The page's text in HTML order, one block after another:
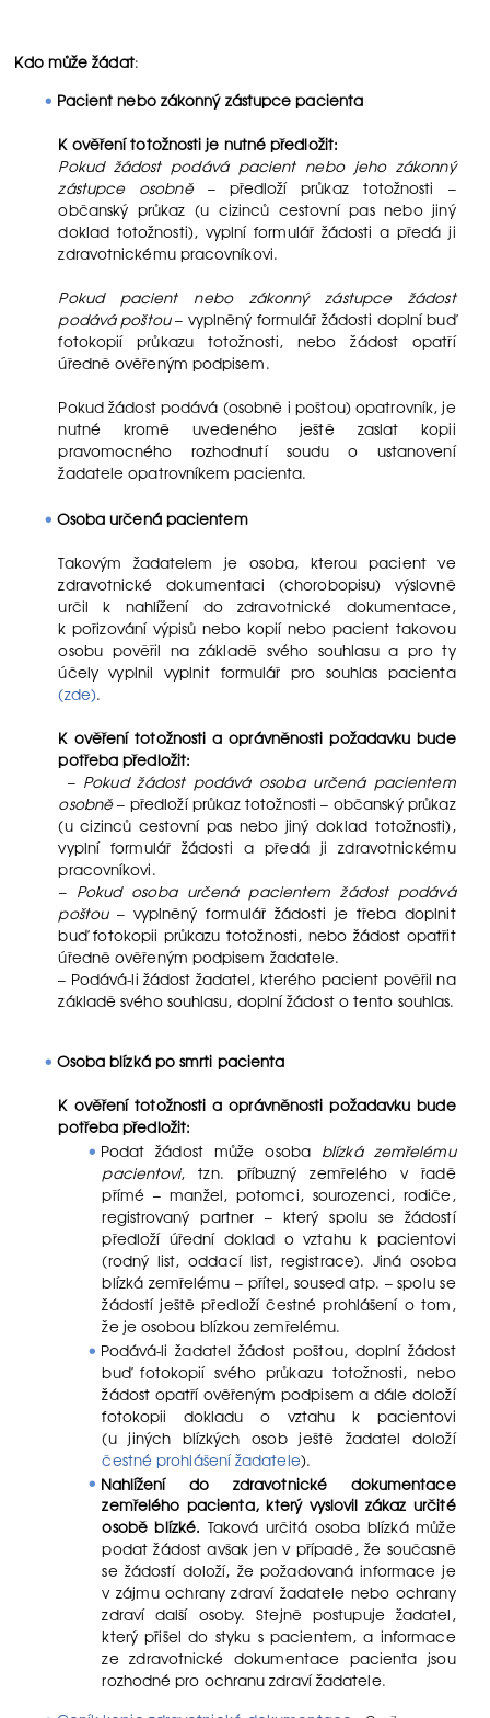
Kdo může žádat:
Pacient nebo zákonný zástupce pacienta
K ověření totožnosti je nutné předložit:
Pokud žádost podává pacient nebo jeho zákonný
zástupce osobně– předloží průkaz totožnosti –
občanský průkaz (u cizinců cestovní pas nebo jiný
doklad totožnosti), vyplní formulář žádosti a předá ji
zdravotnickému pracovníkovi.
Pokud pacient nebo zákonný zástupce žádost
podává poštou– vyplněný formulář žádosti doplní buď
fotokopií průkazu totožnosti, nebo žádost opatří
úředně ověřeným podpisem.
Pokud žádost podává (osobně i poštou) opatrovník, je
nutné kromě uvedeného ještě zaslat kopii
pravomocného rozhodnutí soudu o ustanovení
žadatele opatrovníkem pacienta.
Osoba určená pacientem
Takovým žadatelem je osoba, kterou pacient ve
zdravotnické dokumentaci (chorobopisu) výslovně
určil k nahlížení do zdravotnické dokumentace,
k pořizování výpisů nebo kopií nebo pacient takovou
osobu pověřil na základě svého souhlasu a pro ty
účely vyplnil vyplnit formulář pro souhlas pacienta
(zde).
K ověření totožnosti a oprávněnosti požadavku bude
potřeba předložit:
– Pokud žádost podává osoba určená pacientem
osobně– předloží průkaz totožnosti – občanský průkaz
(u cizinců cestovní pas nebo jiný doklad totožnosti),
vyplní formulář žádosti a předá ji zdravotnickému
pracovníkovi.
– Pokud osoba určená pacientem žádost podává
poštou– vyplněný formulář žádosti je třeba doplnit
buď fotokopii průkazu totožnosti, nebo žádost opatřit
úředně ověřeným podpisem žadatele.
– Podává-li žádost žadatel, kterého pacient pověřil na
základě svého souhlasu, doplní žádost o tento souhlas.
Osoba blízká po smrti pacienta
K ověření totožnosti a oprávněnosti požadavku bude
potřeba předložit:
Podat žádost může osoba blízká zemřelému
pacientovi, tzn. příbuzný zemřelého v řadě
přímé – manžel, potomci, sourozenci, rodiče,
registrovaný partner – který spolu se žádostí
předloží úřední doklad o vztahu k pacientovi
(rodný list, oddací list, registrace). Jiná osoba
blízká zemřelému – přítel, soused atp. – spolu se
žádostí ještě předloží čestné prohlášení o tom,
že je osobou blízkou zemřelému.
Podává-li žadatel žádost poštou, doplní žádost
buď fotokopií svého průkazu totožnosti, nebo
žádost opatří ověřeným podpisem a dále doloží
fotokopii dokladu o vztahu k pacientovi
(u jiných blízkých osob ještě žadatel doloží
čestné prohlášení žadatele).
Nahlížení do zdravotnické dokumentace
zemřelého pacienta, který vyslovil zákaz určité
osobě blízké. Taková určitá osoba blízká může
podat žádost avšak jen v případě, že současně
se žádostí doloží, že požadovaná informace je
v zájmu ochrany zdraví žadatele nebo ochrany
zdraví další osoby. Stejně postupuje žadatel,
který přišel do styku s pacientem, a informace
ze zdravotnické dokumentace pacienta jsou
rozhodné pro ochranu zdraví žadatele.